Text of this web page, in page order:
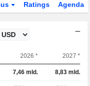
Ratings Agenda
2026 * 2027 *
7,46 mld. 8,83 mld.